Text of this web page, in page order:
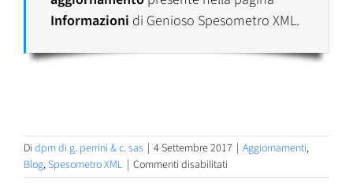
Informazioni di Genioso Spesometro XML.
Di dpm di g. perrini & c. sas | 4 Settembre 2017 | Aggiornamenti,
Blog,Spesometro XML | Commenti disabilitati
Genioso